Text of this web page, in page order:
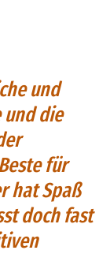
und
die
für
hat Spaß
doch fast